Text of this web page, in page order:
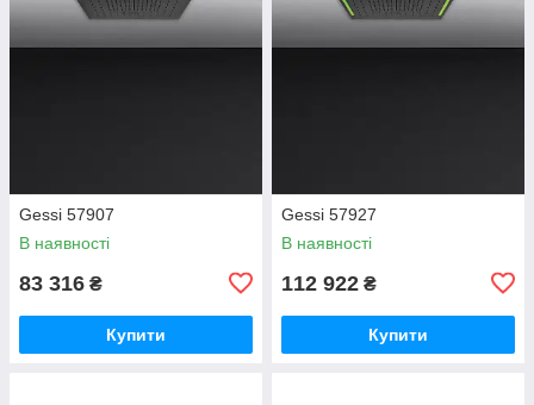
Gessi 57907
В наявності
83 316 ₴
Купити
Gessi 57927
В наявності
112 922 ₴
Купити